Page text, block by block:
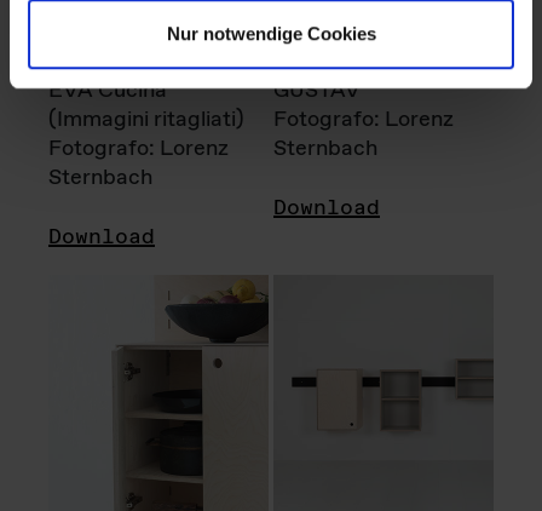
Nur notwendige Cookies
EVA Cucina
(Immagini ritagliati)
Fotografo: Lorenz
Sternbach
Download
GUSTAV
Fotografo: Lorenz
Sternbach
Download